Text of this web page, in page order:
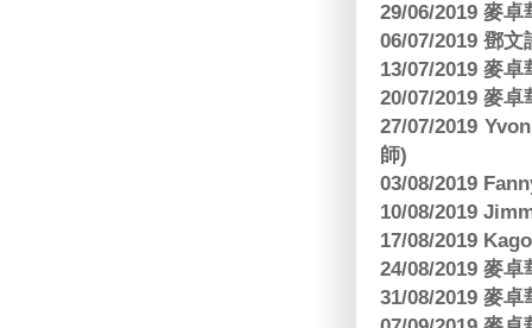
29/06/2019 麥
06/07/2019 鄧
13/07/2019 麥
20/07/2019 麥
27/07/2019
師)
03/08/2019
10/08/2019
17/08/2019
24/08/2019 麥
31/08/2019 麥